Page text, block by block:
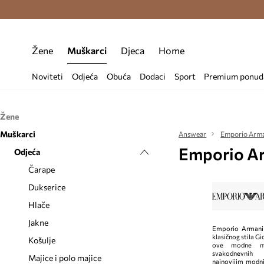
Besplatna
Žene Muškarci Djeca Home
Noviteti Odjeća Obuća Dodaci Sport Premium
Žene
Odjeća
Bluze i košulje
Haljine
Hlače i tajice
Jakne
Kratke hlače
Majice i topovi
Sakoi i prsluci
Obuća
Balerinke
Čizme
Gležnjače
Modne tenisice
Natikače i sandale
Štikle
Dodaci
Kape i šeširi
Kozmetičke torbice
Nakit
Naočale
Novčanici
Muškarci
Odjeća
Čarape
Dukserice
Hlače
Jakne
Košulje
Majice i polo majice
Answear Emporio
Emporio
Emporio
klasičnog stila
ove modne
najnovijim